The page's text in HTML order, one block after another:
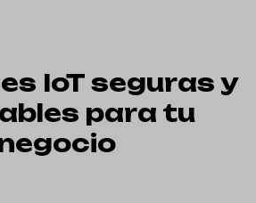
IoT seguras y
para tu